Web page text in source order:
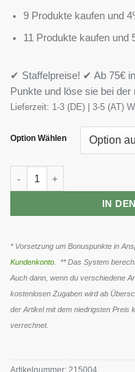
9 Produkte kaufen und
11 Produkte kaufen und
✔ Staffelpreise! ✔ Ab 75€
Punkte und löse sie bei
Lieferzeit: 1-3 (DE) | 3-5 (AT)
Option Wählen
IN
* Vorsetzung um Bonuspunkte in
Kundenkonto . ** Das System
Auch dann, wenn du verschiedene
kostenlosen Zugaben wird ab
der Artikel mit dem niedrigsten Preis
verrechnet.